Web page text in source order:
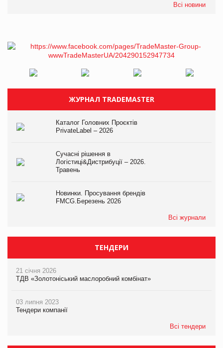
Всі новини
ЖУРНАЛ TRADEMASTER
Каталог Головних Проєктів
PrivateLabel – 2026
Сучасні рішення в
Логістиці&Дистрибуції – 2026.
Травень
Новинки. Просування брендів
FMCG.Березень 2026
Всі журнали
ТЕНДЕРИ
21 січня 2026
ТДВ «Золотоніський маслоробний комбінат»
03 липня 2023
Тендери компанії
Всі тендери